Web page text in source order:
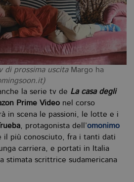
di prossima uscita Margo ha
la serie tv de La casa degli
Prime Video nel corso
in scena le passioni, le lotte e i
, protagonista dell’omonimo
il più conosciuto, fra i tanti dati
carriera, e portati in Italia
stimata scrittrice sudamericana